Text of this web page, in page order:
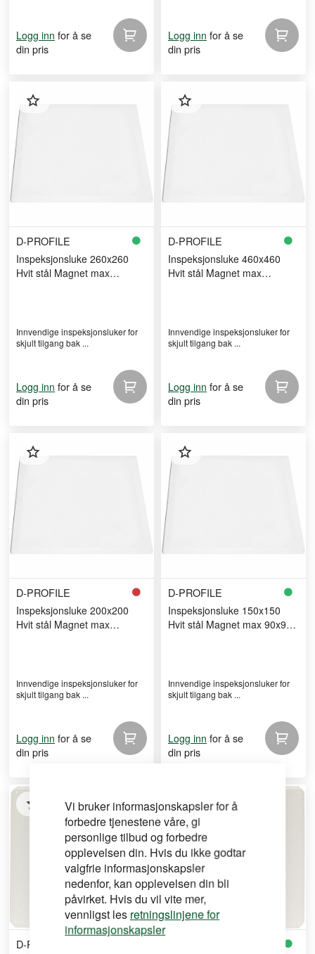
Vi bruker informasjonskapsler for å
forbedre tjenestene våre, gi
personlige tilbud og forbedre
opplevelsen din. Hvis du ikke godtar
valgfrie informasjonskapsler
nedenfor, kan opplevelsen din bli
påvirket. Hvis du vil vite mer,
vennligst les retningslinjene for
informasjonskapsler
Logg inn for å se
din pris
Logg inn for å se
din pris
D-PROFILE
Inspeksjonsluke 260x260
Hvit stål Magnet max
Innvendige inspeksjonsluker for
skjult tilgang bak ...
Logg inn for å se
din pris
D-PROFILE
Inspeksjonsluke 460x460
Hvit stål Magnet max
Innvendige inspeksjonsluker for
skjult tilgang bak ...
Logg inn for å se
din pris
D-PROFILE
Inspeksjonsluke 200x200
Hvit stål Magnet max
Innvendige inspeksjonsluker for
skjult tilgang bak ...
Logg inn for å se
din pris
D-PROFILE
Inspeksjonsluke 150x150
Hvit stål Magnet max 90x90
Innvendige inspeksjonsluker for
skjult tilgang bak ...
Logg inn for å se
din pris
D-PROFILE